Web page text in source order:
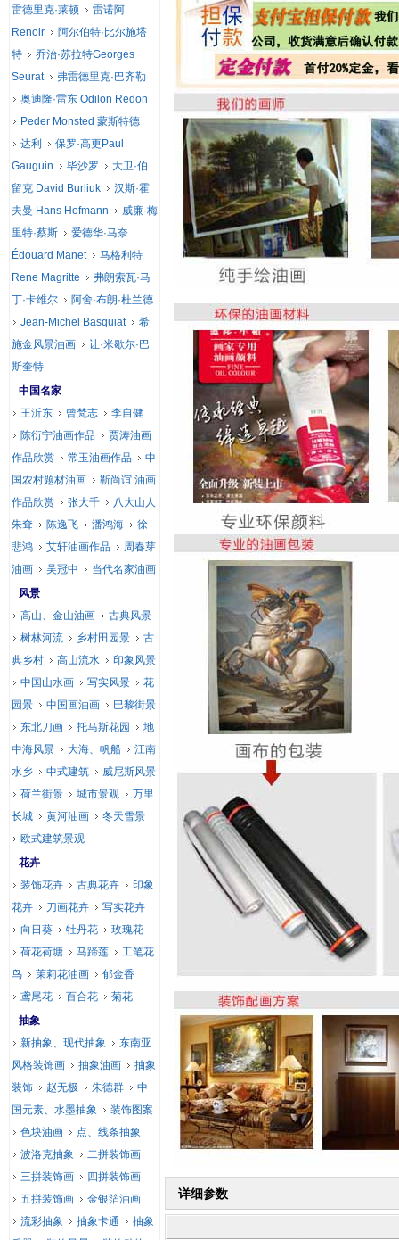
详细参数
雷德里克·莱顿
雷诺阿
Renoir
阿尔伯特·比尔施塔
特
乔治·苏拉特Georges
Seurat
弗雷德里克·巴齐勒
奥迪隆·雷东 Odilon Redon
Peder Monsted 蒙斯特德
达利
保罗·高更Paul
Gauguin
毕沙罗
大卫·伯
留克 David Burliuk
汉斯·霍
夫曼 Hans Hofmann
威廉·梅
里特·蔡斯
爱德华·马奈
Édouard Manet
马格利特
Rene Magritte
弗朗索瓦·马
丁·卡维尔
阿舍·布朗·杜兰德
Jean-Michel Basquiat
希
施金风景油画
让·米歇尔·巴
斯奎特
中国名家
王沂东
曾梵志
李自健
陈衍宁油画作品
贾涛油画
作品欣赏
常玉油画作品
中
国农村题材油画
靳尚谊 油画
作品欣赏
张大千
八大山人
朱耷
陈逸飞 潘鸿海
徐
悲鸿
艾轩油画作品
周春芽
油画
吴冠中
当代名家油画
风景
高山、金山油画
古典风景
树林河流
乡村田园景
古
典乡村
高山流水
印象风景
中国山水画
写实风景
花
园景
中国画油画
巴黎街景
东北刀画
托马斯花园
地
中海风景
大海、帆船
江南
水乡
中式建筑
威尼斯风景
荷兰街景
城市景观
万里
长城
黄河油画
冬天雪景
欧式建筑景观
花卉
装饰花卉
古典花卉
印象
花卉
刀画花卉
写实花卉
向日葵
牡丹花
玫瑰花
荷花荷塘
马蹄莲
工笔花
鸟
茉莉花油画
郁金香
鸢尾花
百合花
菊花
抽象
新抽象、现代抽象
东南亚
风格装饰画
抽象油画
抽象
装饰
赵无极 朱德群
中
国元素、水墨抽象
装饰图案
色块油画
点、线条抽象
波洛克抽象
二拼装饰画
三拼装饰画
四拼装饰画
五拼装饰画
金银箔油画
流彩抽象
抽象卡通
抽象